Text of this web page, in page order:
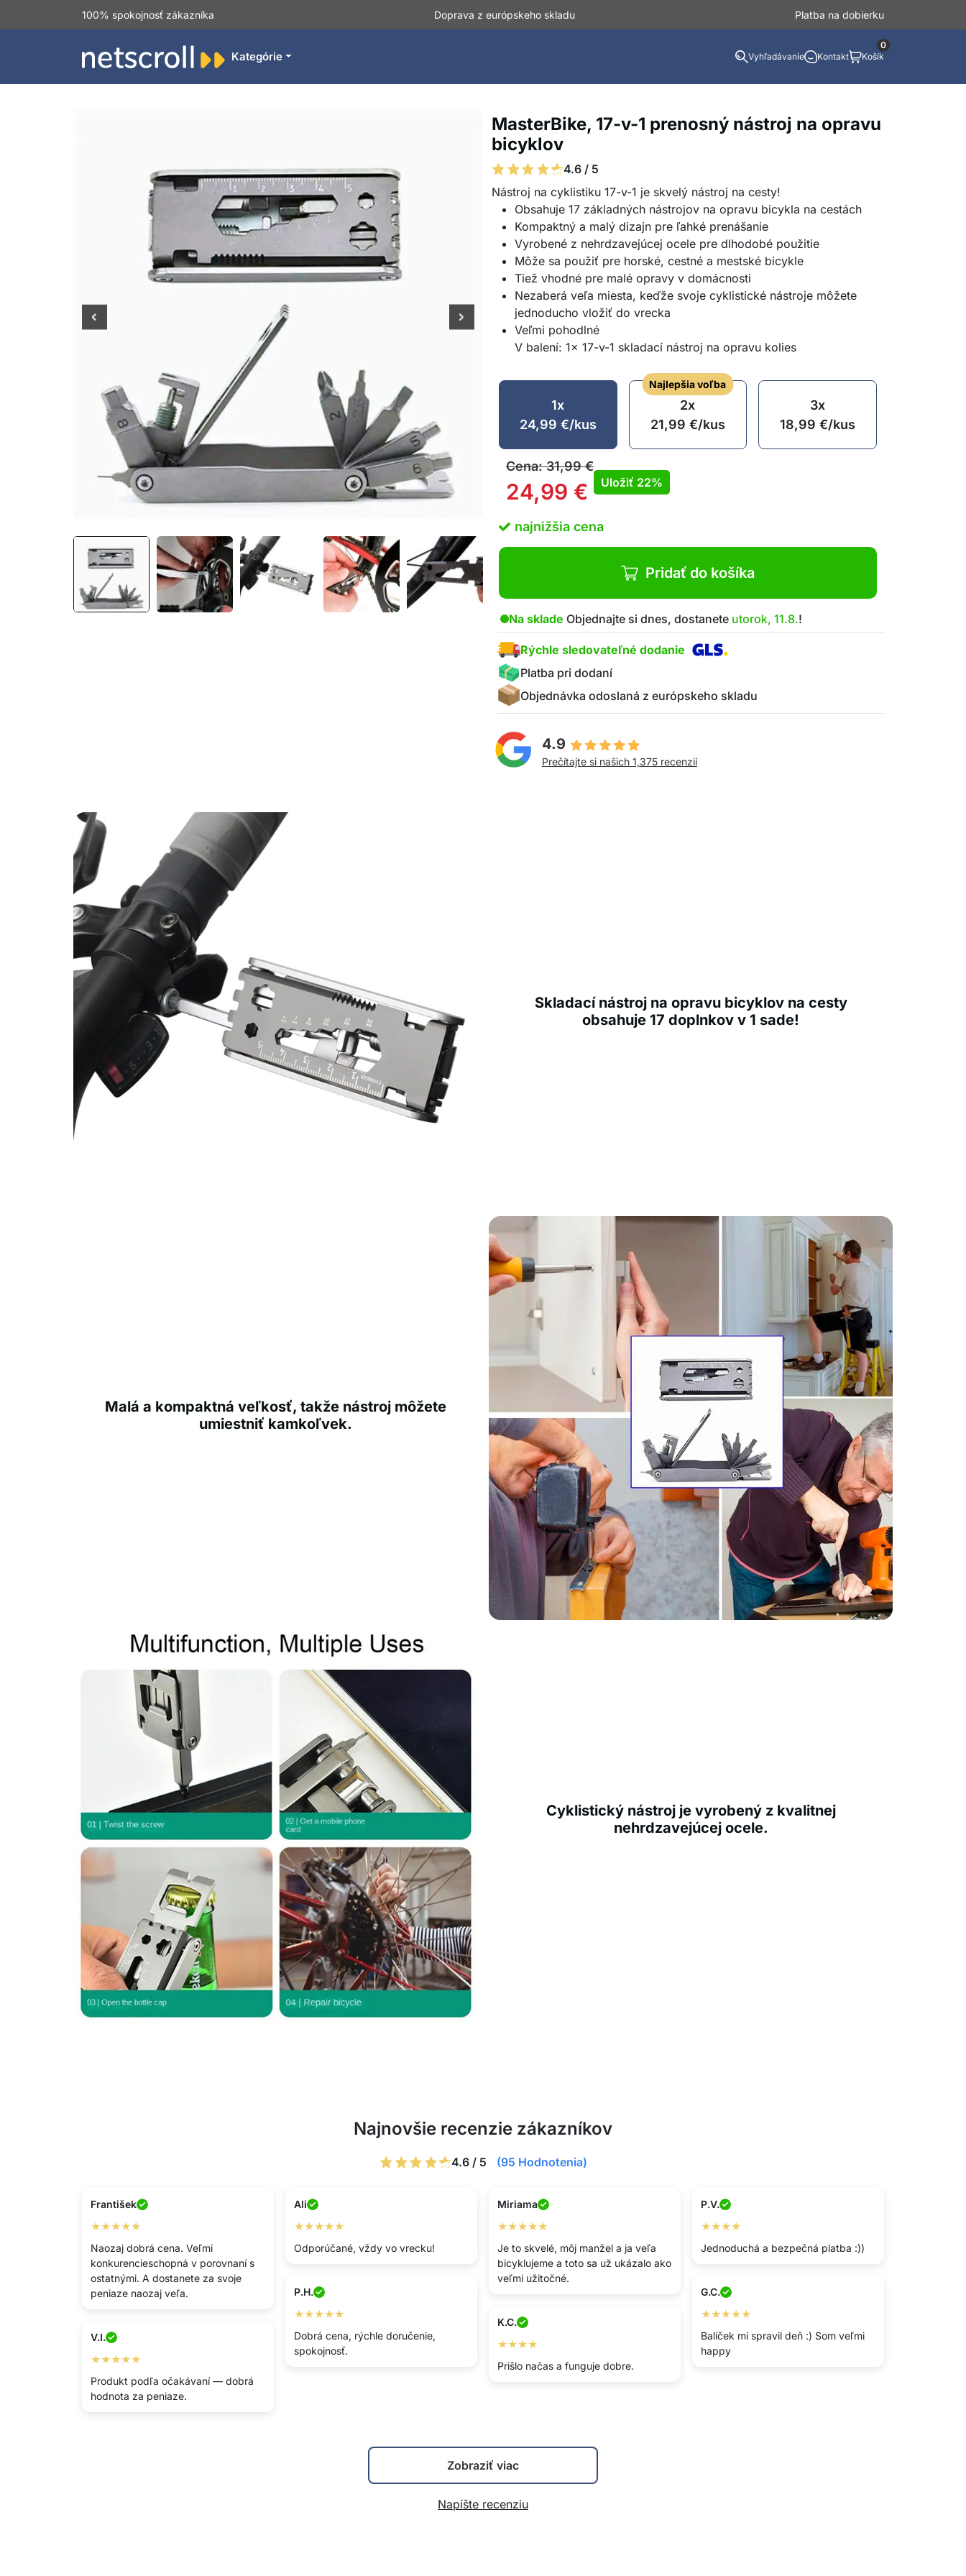
100% spokojnosť zákazníka Doprava z európskeho skladu Platba na dobierku
Kategórie Vyhľadávanie Kontakt Košík
0
MasterBike, 17-v-1 prenosný nástroj na opravu
bicyklov
4.6 / 5
Nástroj na cyklistiku 17-v-1 je skvelý nástroj na cesty!
Obsahuje 17 základných nástrojov na opravu bicykla na cestách
Kompaktný a malý dizajn pre ľahké prenášanie
Vyrobené z nehrdzavejúcej ocele pre dlhodobé použitie
Môže sa použiť pre horské, cestné a mestské bicykle
Tiež vhodné pre malé opravy v domácnosti
Nezaberá veľa miesta, keďže svoje cyklistické nástroje môžete
jednoducho vložiť do vrecka
Veľmi pohodlné
V balení: 1x 17-v-1 skladací nástroj na opravu kolies
1x
24,99 €/kus
Najlepšia voľba
2x
21,99 €/kus
3x
18,99€/kus
Cena:31,99€
24,99 € Uložiť 22%
najnižšia cena
Pridať do košíka
Na sklade Objednajte si dnes, dostanete utorok, 11.8.!
Rýchle sledovateľné dodanie
Platba pri dodaní
Objednávka odoslaná z európskeho skladu
4.9
Prečítajte si našich 1,375 recenzií
Skladací nástroj na opravu bicyklov na cesty
obsahuje 17 doplnkov v 1 sade!
Malá a kompaktná veľkosť, takže nástroj môžete
umiestniť kamkoľvek.
Cyklistický nástroj je vyrobený z kvalitnej
nehrdzavejúcej ocele.
Najnovšie recenzie zákazníkov
4.6 / 5 (95 Hodnotenia)
František
★★★★★
Naozaj dobrá cena. Veľmi
konkurencieschopná v porovnaní s
ostatnými. A dostanete za svoje
peniaze naozaj veľa.
Ali
★★★★★
Odporúčané, vždy vo vrecku!
Miriama
★★★★★
Je to skvelé, môj manžel a ja veľa
bicyklujeme a toto sa už ukázalo ako
veľmi užitočné.
P.V.
★★★★
Jednoduchá a bezpečná platba :))
P.H.
★★★★★
Dobrá cena, rýchle doručenie,
spokojnosť.
G.C.
★★★★★
Balíček mi spravil deň :) Som veľmi
happy
K.C.
★★★★
Prišlo načas a funguje dobre.
V.I.
★★★★★
Produkt podľa očakávaní — dobrá
hodnota za peniaze.
Zobraziť viac
Napíšte recenziu